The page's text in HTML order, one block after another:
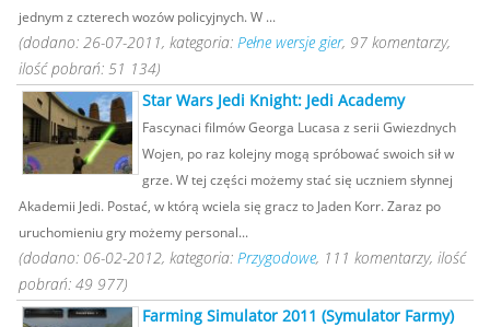
jednym z czterech wozów policyjnych. W ...
(dodano: 26-07-2011, kategoria: Pełne wersje gier, 97 komentarzy,
ilość pobrań: 51 134)
Star Wars Jedi Knight: Jedi Academy
Fascynaci filmów Georga Lucasa z serii Gwiezdnych
Wojen, po raz kolejny mogą spróbować swoich sił w
grze. W tej części możemy stać się uczniem słynnej
Akademii Jedi. Postać, w którą wciela się gracz to Jaden Korr. Zaraz po
uruchomieniu gry możemy personal...
(dodano: 06-02-2012, kategoria: Przygodowe, 111 komentarzy, ilość
pobrań: 49 977)
Farming Simulator 2011 (Symulator Farmy)